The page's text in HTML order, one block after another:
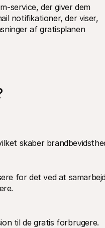
service, der giver dem
notifikationer, der viser,
af gratisplanen
skaber
for det ved at
til de gratis forbrugere.